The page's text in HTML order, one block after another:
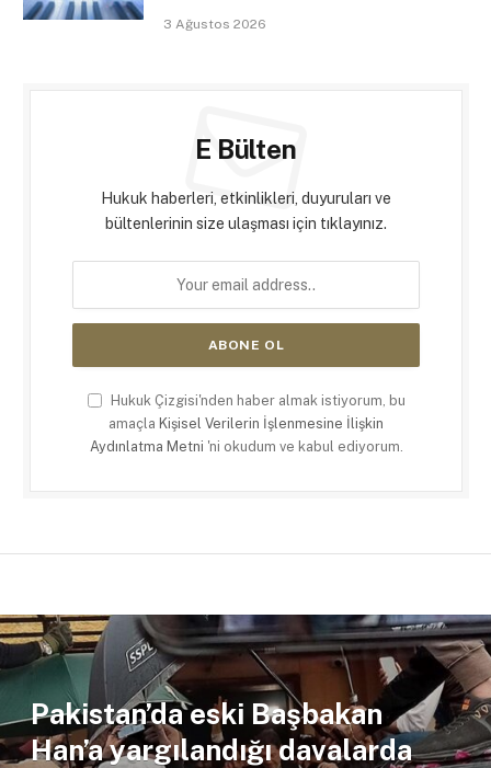
3 Ağustos 2026
E Bülten
Hukuk haberleri, etkinlikleri, duyuruları ve
bültenlerinin size ulaşması için tıklayınız.
Hukuk Çizgisi'nden haber almak istiyorum, bu
amaçla Kişisel Verilerin İşlenmesine İlişkin
Aydınlatma Metni 'ni okudum ve kabul ediyorum.
Pakistan’da eski Başbakan
Han’a yargılandığı davalarda